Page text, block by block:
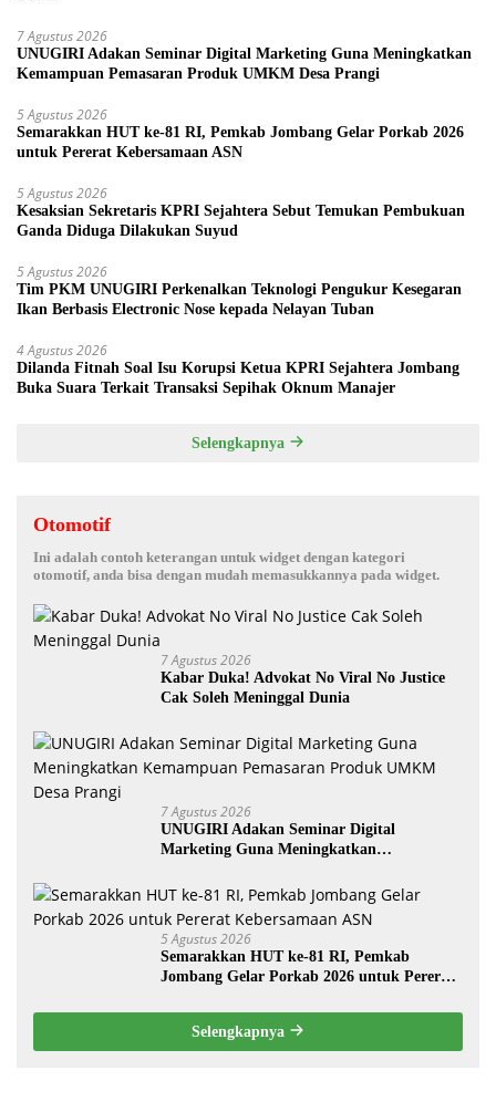
7 Agustus 2026
UNUGIRI Adakan Seminar Digital Marketing Guna Meningkatkan
Kemampuan Pemasaran Produk UMKM Desa Prangi
5 Agustus 2026
Semarakkan HUT ke-81 RI, Pemkab Jombang Gelar Porkab 2026
untuk Pererat Kebersamaan ASN
5 Agustus 2026
Kesaksian Sekretaris KPRI Sejahtera Sebut Temukan Pembukuan
Ganda Diduga Dilakukan Suyud
5 Agustus 2026
Tim PKM UNUGIRI Perkenalkan Teknologi Pengukur Kesegaran
Ikan Berbasis Electronic Nose kepada Nelayan Tuban
4 Agustus 2026
Dilanda Fitnah Soal Isu Korupsi Ketua KPRI Sejahtera Jombang
Buka Suara Terkait Transaksi Sepihak Oknum Manajer
Selengkapnya
Otomotif
Ini adalah contoh keterangan untuk widget dengan kategori
otomotif, anda bisa dengan mudah memasukkannya pada widget.
7 Agustus 2026
Kabar Duka! Advokat No Viral No Justice
Cak Soleh Meninggal Dunia
7 Agustus 2026
UNUGIRI Adakan Seminar Digital
Marketing Guna Meningkatkan
Desa Prangi
5 Agustus 2026
Semarakkan HUT ke-81 RI, Pemkab
Jombang Gelar Porkab 2026 untuk Pererat
Selengkapnya